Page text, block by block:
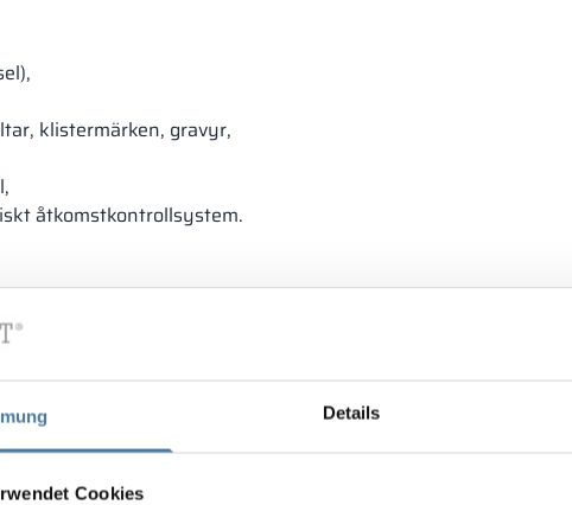
Details
Cookies
klistermärken, gravyr,
åtkomstkontrollsystem.